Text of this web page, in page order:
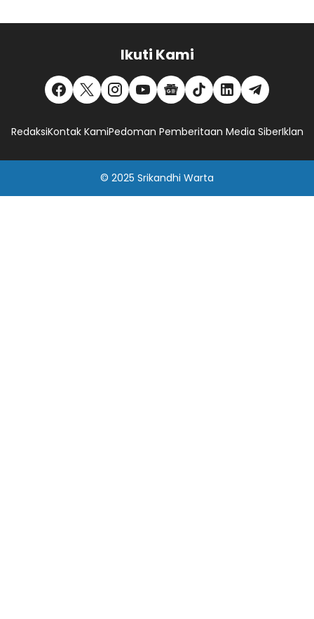
Ikuti Kami
RedaksiKontak KamiPedoman Pemberitaan Media SiberIklan
© 2025 Srikandhi Warta